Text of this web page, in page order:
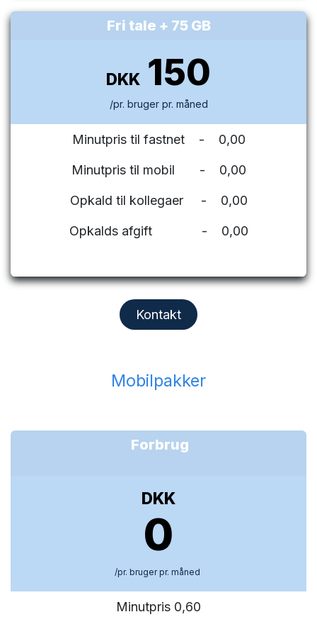
Fri tale + 75 GB
DKK 150
/pr. bruger pr. måned
Minutpris til fastnet - 0,00
Minutpris til mobil - 0,00
Opkald til kollegaer - 0,00
Opkalds afgift - 0,00
Kontakt
Mobilpakker
Forbrug
DKK
0
/pr. bruger pr. måned
Minutpris 0,60